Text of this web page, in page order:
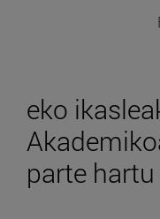
eko
parte hartu